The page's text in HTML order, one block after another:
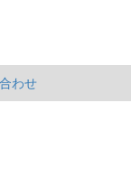
わせ